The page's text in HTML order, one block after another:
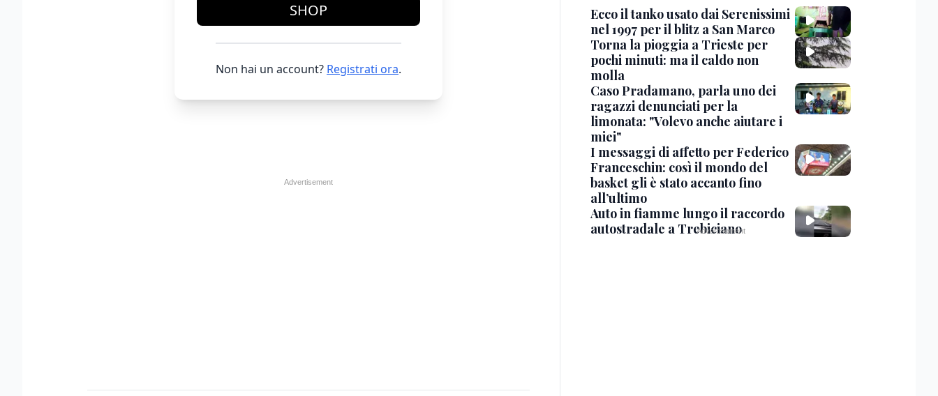
SHOP
Non hai un account? Registrati ora.
Ecco il tanko usato dai Serenissimi
nel 1997 per il blitz a San Marco
Torna la pioggia a Trieste per
pochi minuti: ma il caldo non
molla
Caso Pradamano, parla uno dei
ragazzi denunciati per la
limonata: "Volevo anche aiutare i
miei"
I messaggi di affetto per Federico
Franceschin: così il mondo del
basket gli è stato accanto fino
all’ultimo
Auto in fiamme lungo il raccordo
autostradale a Trebiciano